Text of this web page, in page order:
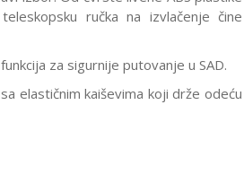
ručka na izvlačenje čine
za sigurnije putovanje u SAD.
elastičnim kaiševima koji drže odeću
KOFER
DONALD BLUE
KOFERI31C*03022
AMERICAN
TOURISTER
24.490,00